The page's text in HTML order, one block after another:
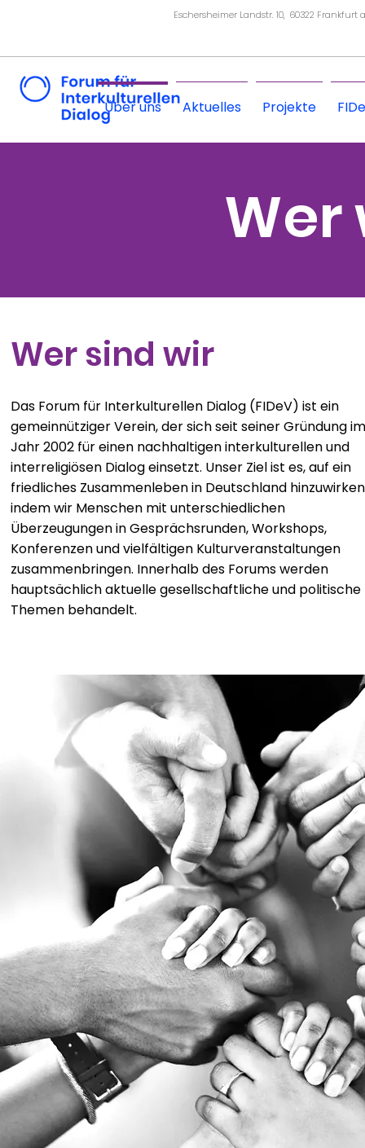
Eschersheimer Landstr. 10, 60322 Frankfurt
Über uns Aktuelles Projekte
Wer
Wer sind wir
Das Forum für Interkulturellen Dialog (FIDeV) ist ein
gemeinnütziger Verein, der sich seit seiner Gründung im
Jahr 2002 für einen nachhaltigen interkulturellen und
interreligiösen Dialog einsetzt. Unser Ziel ist es, auf ein
friedliches Zusammenleben in Deutschland
indem wir Menschen mit unterschiedlichen
Überzeugungen in Gesprächsrunden, Workshops,
Konferenzen und vielfältigen Kulturveranstaltungen
zusammenbringen. Innerhalb des Forums werden
hauptsächlich aktuelle gesellschaftliche und politische
Themen behandelt.